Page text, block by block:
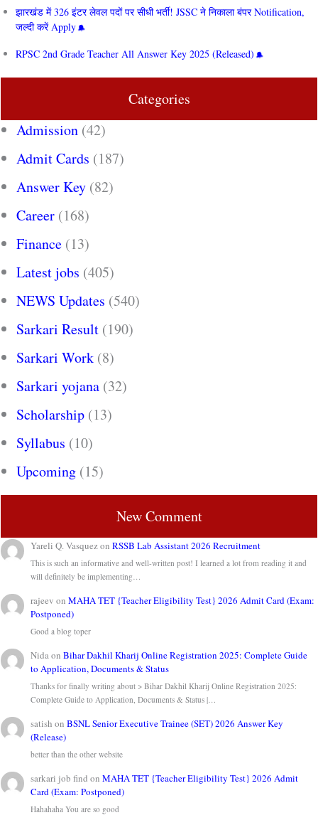
झारखंड में 326 इंटर लेवल पदों पर सीधी भर्ती! JSSC ने निकाला बंपर Notification,
जल्दी करें Apply
RPSC 2nd Grade Teacher All Answer Key 2025 (Released)
Categories
Admission (42)
Admit Cards (187)
Answer Key (82)
Career (168)
Finance (13)
Latest jobs (405)
NEWS Updates (540)
Sarkari Result (190)
Sarkari Work (8)
Sarkari yojana (32)
Scholarship (13)
Syllabus (10)
Upcoming (15)
New Comment
Yareli Q. VasquezonRSSB Lab Assistant 2026 Recruitment
This is such an informative and well-written post! I learned a lot from reading it and
will definitely be implementing…
rajeev onMAHA TET {Teacher Eligibility Test} 2026 Admit Card (Exam:
Postponed)
Good a blog toper
NidaonBihar Dakhil Kharij Online Registration 2025: Complete Guide
to Application, Documents & Status
Thanks for finally writing about > Bihar Dakhil Kharij Online Registration 2025:
Complete Guide to Application, Documents & Status |…
satish onBSNL Senior Executive Trainee (SET) 2026 Answer Key
(Release)
better than the other website
sarkari job find onMAHA TET {Teacher Eligibility Test} 2026 Admit
Card (Exam: Postponed)
Hahahaha You are so good